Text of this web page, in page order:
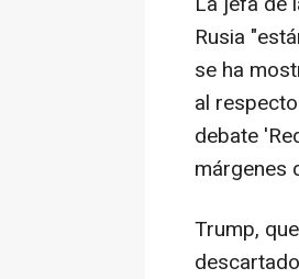
Rusia
se ha
al
debate
márgenes
Trump,